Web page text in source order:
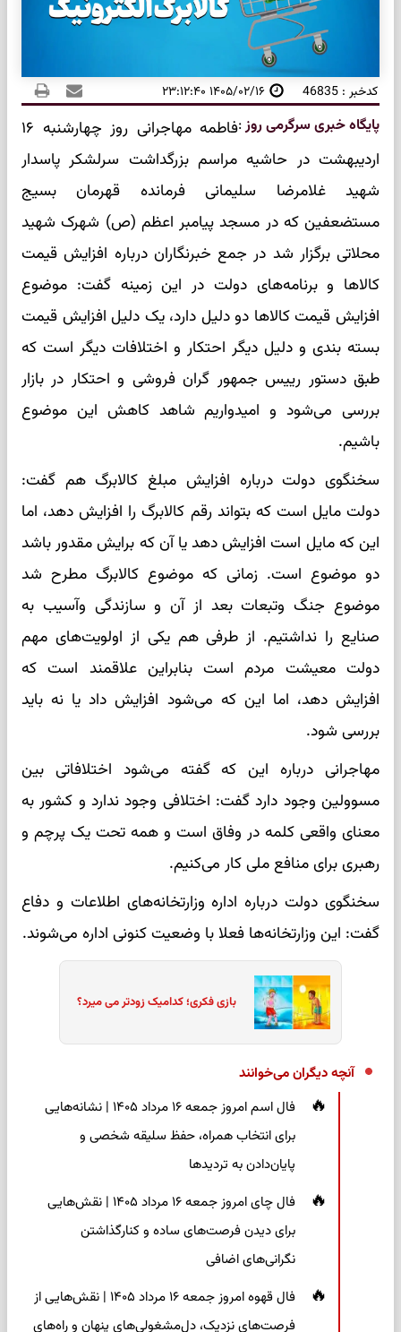
کدخبر : 46835 ۱۴۰۵/۰۲/۱۶ ۲۳:۱۲:۴۰
پایگاه خبری سرگرمی روز:
فاطمه مهاجرانی روز چهارشنبه ۱۶
اردیبهشت در حاشیه مراسم بزرگداشت سرلشکر پاسدار
شهید غلامرضا سلیمانی فرمانده قهرمان بسیج
مستضعفین که در مسجد پیامبر اعظم (ص) شهرک شهید
محلاتی برگزار شد در جمع خبرنگاران درباره افزایش قیمت
کالا‌ها و برنامه‌های دولت در این زمینه گفت: موضوع
افزایش قیمت کالا‌ها دو دلیل دارد، یک دلیل افزایش قیمت
بسته بندی و دلیل دیگر احتکار و اختلافات دیگر است که
طبق دستور رییس جمهور گران فروشی و احتکار در بازار
بررسی می‌شود و امیدواریم شاهد کاهش این موضوع
باشیم.
سخنگوی دولت درباره افزایش مبلغ کالابرگ هم گفت:
دولت مایل است که بتواند رقم کالابرگ را افزایش دهد، اما
این که مایل است افزایش دهد یا آن که برایش مقدور باشد
دو موضوع است. زمانی که موضوع کالابرگ مطرح شد
موضوع جنگ وتبعات بعد از آن و سازندگی وآسیب به
صنایع را نداشتیم. از طرفی هم یکی از اولویت‌های مهم
دولت معیشت مردم است بنابراین علاقمند است که
افزایش دهد، اما این که می‌شود افزایش داد یا نه باید
بررسی شود.
مهاجرانی درباره این که گفته می‌شود اختلافاتی بین
مسوولین وجود دارد گفت: اختلافی وجود ندارد و کشور به
معنای واقعی کلمه در وفاق است و همه تحت یک پرچم و
رهبری برای منافع ملی کار می‌کنیم.
سخنگوی دولت درباره اداره وزارتخانه‌های اطلاعات و دفاع
گفت: این وزارتخانه‌ها فعلا با وضعیت کنونی اداره می‌شوند.
بازی فکری؛ کدامیک زودتر می میرد؟
آنچه دیگران می‌خوانند
فال اسم امروز جمعه ۱۶ مرداد ۱۴۰۵ | نشانه‌هایی
برای انتخاب همراه، حفظ سلیقه شخصی و
پایان‌دادن به تردیدها
فال چای امروز جمعه ۱۶ مرداد ۱۴۰۵ | نقش‌هایی
برای دیدن فرصت‌های ساده و کنارگذاشتن
نگرانی‌های اضافی
فال قهوه امروز جمعه ۱۶ مرداد ۱۴۰۵ | نقش‌هایی از
فرصت‌های نزدیک، دل‌مشغولی‌های پنهان و راه‌های